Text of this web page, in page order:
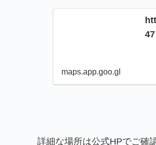
47
maps.app.goo.gl
詳細な場所は公式HPでご確